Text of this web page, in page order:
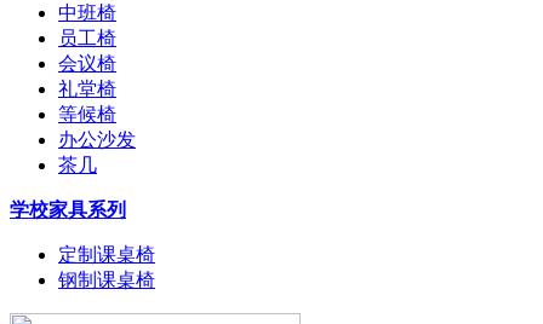
中班椅
员工椅
会议椅
礼堂椅
等候椅
办公沙发
茶几
学校家具系列
定制课桌椅
钢制课桌椅